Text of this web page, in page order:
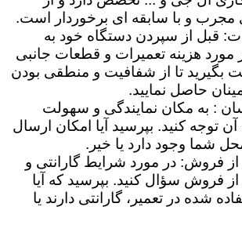
مجرب و با سابقه ای برخوردار است.
قبل از سپردن دستگاه خود به
مورد هزینه تعمیرات و قطعات جانبی
بگیرید تا از شفافیت و منطقی بودن
حاصل نمایید.
: به مکان نمایندگی و سهولت
توجه کنید. بپرسید آیا امکان ارسال
شما وجود دارد یا خیر.
فروش: در مورد شرایط گارانتی و
فروش سؤال کنید. بپرسید که آیا
شده در تعمیر، گارانتی دارند یا